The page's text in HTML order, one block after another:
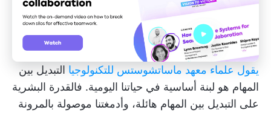
يقول علماء معهد ماساتشوستس للتكنولوجيا التبديل بين
المهام هو لبنة أساسية في حياتنا اليومية. فالقدرة البشرية
على التبديل بين المهام هائلة، وأدمغتنا موصولة بالمرونة